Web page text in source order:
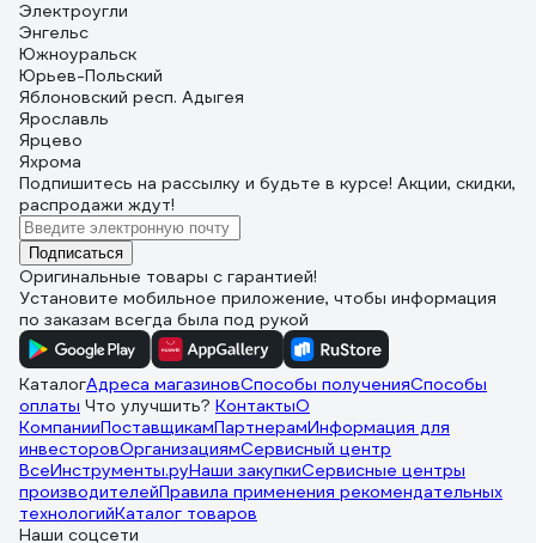
Электроугли
Энгельс
Южноуральск
Юрьев-Польский
Яблоновский респ. Адыгея
Ярославль
Ярцево
Яхрома
Подпишитесь на рассылку и будьте в курсе! Акции, скидки,
распродажи ждут!
Подписаться
Оригинальные товары с гарантией!
Установите мобильное приложение, чтобы информация
по заказам всегда была под рукой
КаталогАдреса магазиновСпособы полученияСпособы
оплаты Что улучшить? КонтактыО
КомпанииПоставщикамПартнерамИнформация для
инвесторовОрганизациямСервисный центр
ВсеИнструменты.руНаши закупкиСервисные центры
производителейПравила применения рекомендательных
технологийКаталог товаров
Наши соцсети